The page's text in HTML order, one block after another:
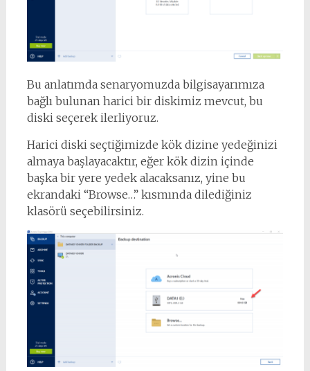
Bu anlatımda senaryomuzda bilgisayarımıza
bağlı bulunan harici bir diskimiz mevcut, bu
diski seçerek ilerliyoruz.
Harici diski seçtiğimizde kök dizine yedeğinizi
almaya başlayacaktır, eğer kök dizin içinde
başka bir yere yedek alacaksanız, yine bu
ekrandaki “Browse…” kısmında dilediğiniz
klasörü seçebilirsiniz.